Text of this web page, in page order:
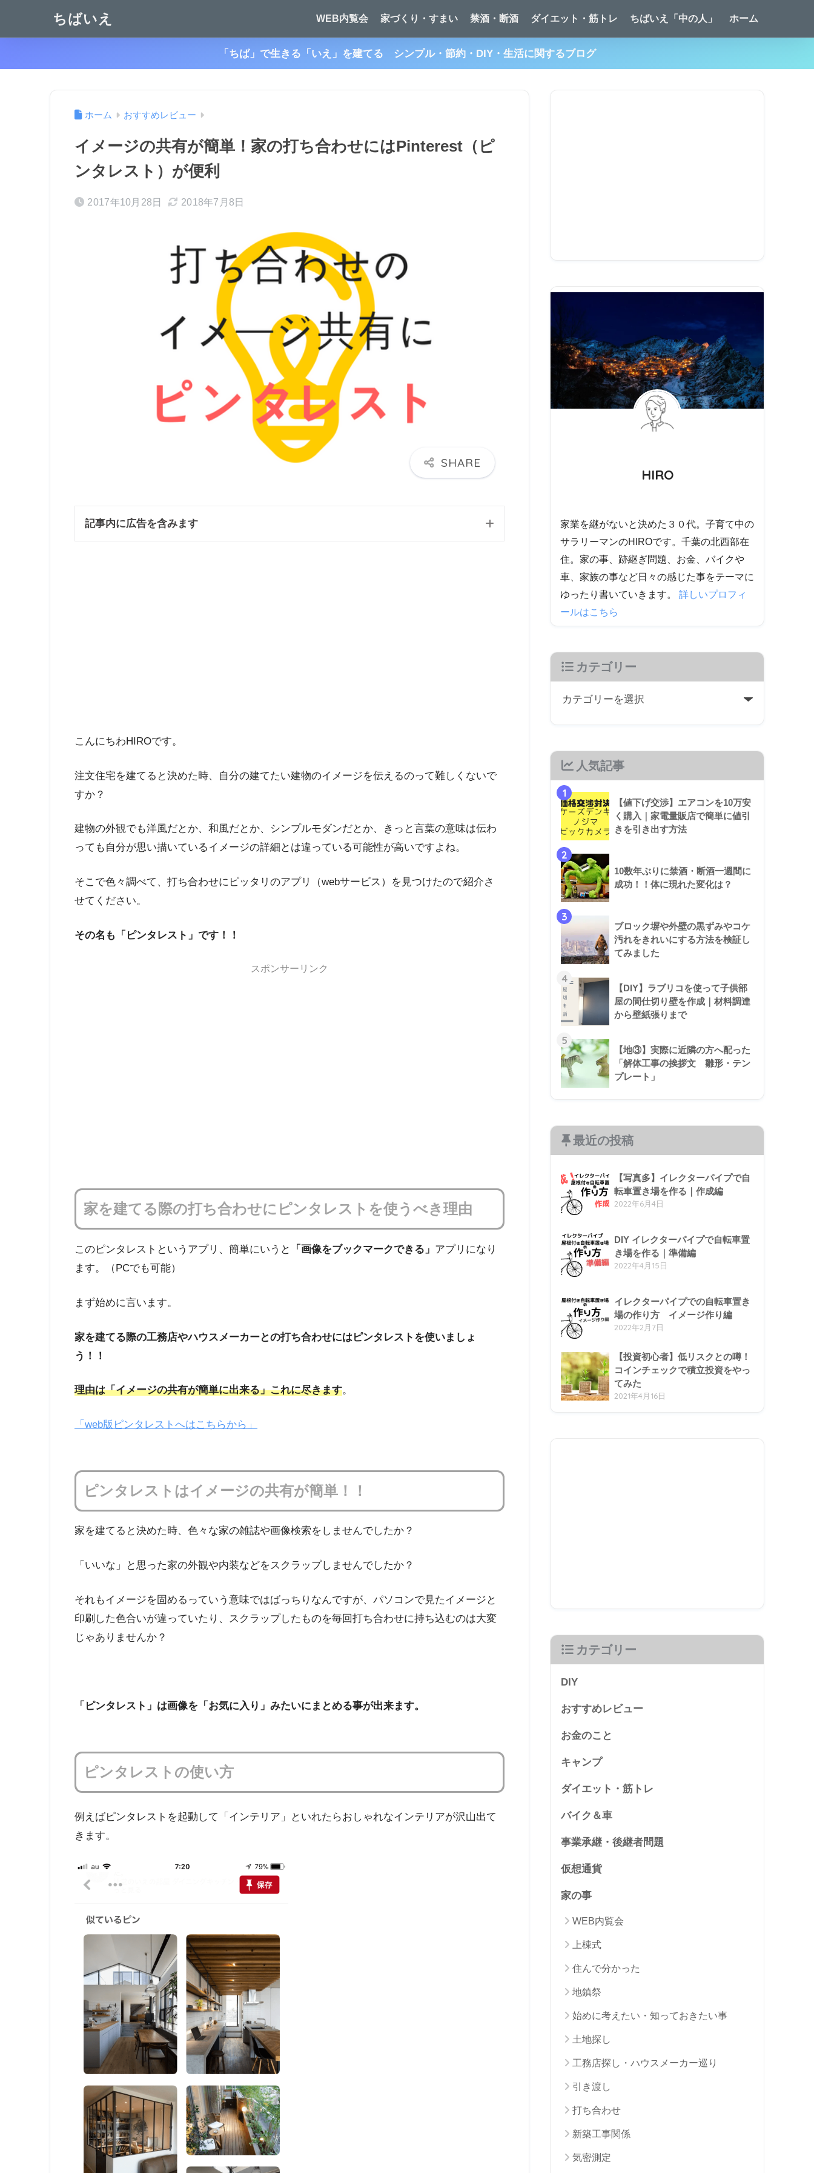
ちばいえ WEB内覧会 家づくり・すまい 禁酒・断酒 ダイエット・筋トレ ちばいえ「中の人」 ホーム
「ちば」で生きる「いえ」を建てる シンプル・節約・DIY・生活に関するブログ
ホーム おすすめレビュー
イメージの共有が簡単！家の打ち合わせにはPinterest（ピ
ンタレスト）が便利
2017年10月28日 2018年7月8日
記事内に広告を含みます
こんにちわHIROです。
注文住宅を建てると決めた時、自分の建てたい建物のイメージを伝えるのって難しくないで
すか？
建物の外観でも洋風だとか、和風だとか、シンプルモダンだとか、きっと言葉の意味は伝わ
っても自分が思い描いているイメージの詳細とは違っている可能性が高いですよね。
そこで色々調べて、打ち合わせにピッタリのアプリ（webサービス）を見つけたので紹介さ
せてください。
その名も「ピンタレスト」です！！
スポンサーリンク
家を建てる際の打ち合わせにピンタレストを使うべき理由
このピンタレストというアプリ、簡単にいうと 「画像をブックマークできる」 アプリになり
ます。（PCでも可能）
まず始めに言います。
家を建てる際の工務店やハウスメーカーとの打ち合わせにはピンタレストを使いましょ
う！！
理由は「イメージの共有が簡単に出来る」これに尽きます。
「web版ピンタレストへはこちらから」
ピンタレストはイメージの共有が簡単！！
家を建てると決めた時、色々な家の雑誌や画像検索をしませんでしたか？
「いいな」と思った家の外観や内装などをスクラップしませんでしたか？
それもイメージを固めるっていう意味ではばっちりなんですが、パソコンで見たイメージと
印刷した色合いが違っていたり、スクラップしたものを毎回打ち合わせに持ち込むのは大変
じゃありませんか？
「ピンタレスト」は画像を「お気に入り」みたいにまとめる事が出来ます。
ピンタレストの使い方
例えばピンタレストを起動して「インテリア」といれたらおしゃれなインテリアが沢山出て
きます。
HIRO
家業を継がないと決めた３０代。子育て中の
サラリーマンのHIROです。千葉の北西部在
住。家の事、跡継ぎ問題、お金、バイクや
車、家族の事など日々の感じた事をテーマに
ゆったり書いていきます。 詳しいプロフィ
ールはこちら
カテゴリー
人気記事
1
【値下げ交渉】エアコンを10万安
く購入｜家電量販店で簡単に値引
きを引き出す方法
2
10数年ぶりに禁酒・断酒一週間に
成功！！体に現れた変化は？
3
ブロック塀や外壁の黒ずみやコケ
汚れをきれいにする方法を検証し
てみました
4
【DIY】ラブリコを使って子供部
屋の間仕切り壁を作成｜材料調達
から壁紙張りまで
5
【地③】実際に近隣の方へ配った
「解体工事の挨拶文 雛形・テン
プレート」
最近の投稿
【写真多】イレクターパイプで自
転車置き場を作る｜作成編
2022年6月4日
DIY イレクターパイプで自転車置
き場を作る｜準備編
2022年4月15日
イレクターパイプでの自転車置き
場の作り方 イメージ作り編
2022年2月7日
【投資初心者】低リスクとの噂！
コインチェックで積立投資をやっ
てみた
2021年4月16日
カテゴリー
DIY
おすすめレビュー
お金のこと
キャンプ
ダイエット・筋トレ
バイク＆車
事業承継・後継者問題
仮想通貨
家の事
WEB内覧会
上棟式
住んで分かった
地鎮祭
始めに考えたい・知っておきたい事
土地探し
工務店探し・ハウスメーカー巡り
引き渡し
打ち合わせ
新築工事関係
気密測定